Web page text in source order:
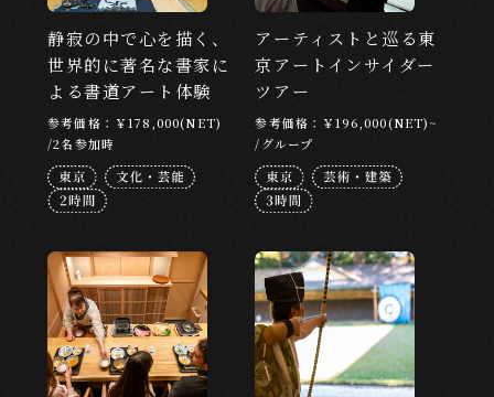
LOCATION
目的地から探す
福岡
カテゴリーから探す
文化・芸能 食・お酒 アート・芸術
アドベンチャー ウェルネス
ナイトタイム ものづくり
静寂の中で心を描く、
世界的に著名な書家に
よる書道アート体験
参考価格：￥178,000(NET)
/2名参加時
アーティストと巡る東
京アートインサイダー
ツアー
参考価格：￥196,000(NET)~
/グループ